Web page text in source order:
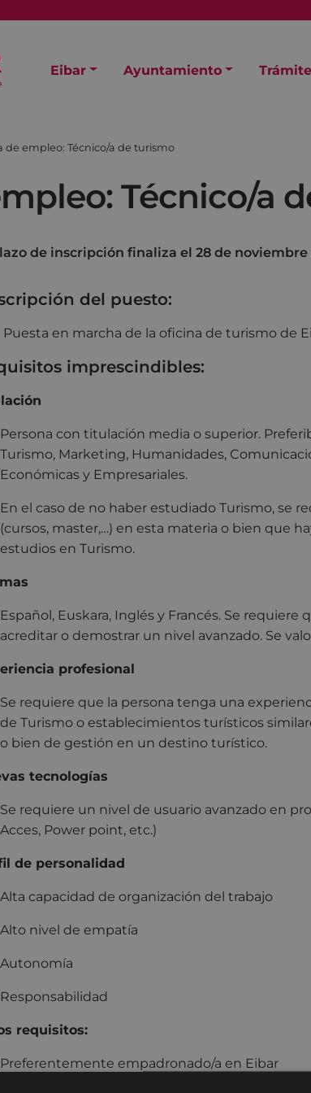
Eibar Ayuntamiento
de empleo: Técnico/a de turismo
Técnico/a
de inscripción finaliza el 28 de noviembre
del puesto:
Puesta en marcha de la oficina de turismo de
imprescindibles:
Persona con titulación media o superior.
Turismo, Marketing, Humanidades,
Económicas y Empresariales.
En el caso de no haber estudiado Turismo, se
(cursos, master,…) en esta materia o bien que
estudios en Turismo.
Español, Euskara, Inglés y Francés. Se
acreditar o demostrar un nivel avanzado. Se
profesional
Se requiere que la persona tenga una
de Turismo o establecimientos turísticos
o bien de gestión en un destino turístico.
tecnologías
Se requiere un nivel de usuario avanzado en
Acces, Power point, etc.)
de personalidad
Alta capacidad de organización del trabajo
Alto nivel de empatía
Autonomía
Responsabilidad
requisitos:
Preferentemente empadronado/a en Eibar